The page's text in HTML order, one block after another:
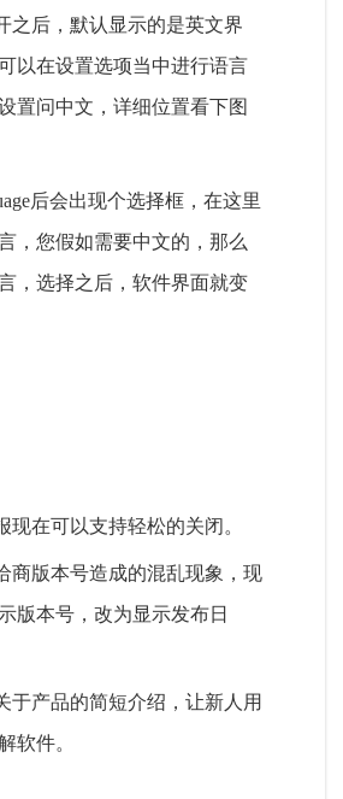
之后，默认显示的是英文界
以在设置选项当中进行语言
置问中文，详细位置看下图
后会出现个选择框，在这里
，您假如需要中文的，那么
，选择之后，软件界面就变
现在可以支持轻松的关闭。
商版本号造成的混乱现象，现
版本号，改为显示发布日
于产品的简短介绍，让新人用
软件。